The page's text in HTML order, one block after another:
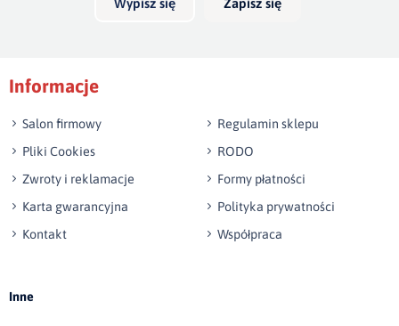
Wyślij opinię
Informacje
Salon firmowy
Regulamin sklepu
Pliki Cookies
RODO
Zwroty i reklamacje
Formy płatności
Karta gwarancyjna
Polityka prywatności
Kontakt
Współpraca
Inne